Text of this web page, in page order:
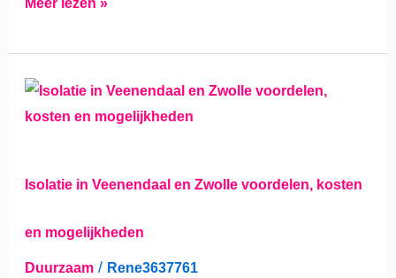
Meer lezen »
Isolatie in Veenendaal en Zwolle voordelen, kosten
en mogelijkheden
Duurzaam/ Rene3637761
Isolatie
in
Zwolle
kosten
en